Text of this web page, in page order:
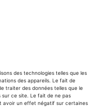
des technologies telles que les
des appareils. Le fait de
traiter des données telles que le
ce site. Le fait de ne pas
avoir un effet négatif sur certaines